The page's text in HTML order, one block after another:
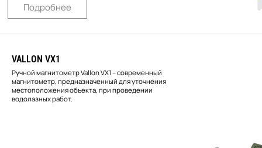
Подробнее
VALLON VX1
Ручной магнитометр Vallon VX1 – современный
магнитометр, предназначенный для уточнения
местоположения объекта, при проведении
водолазных работ.